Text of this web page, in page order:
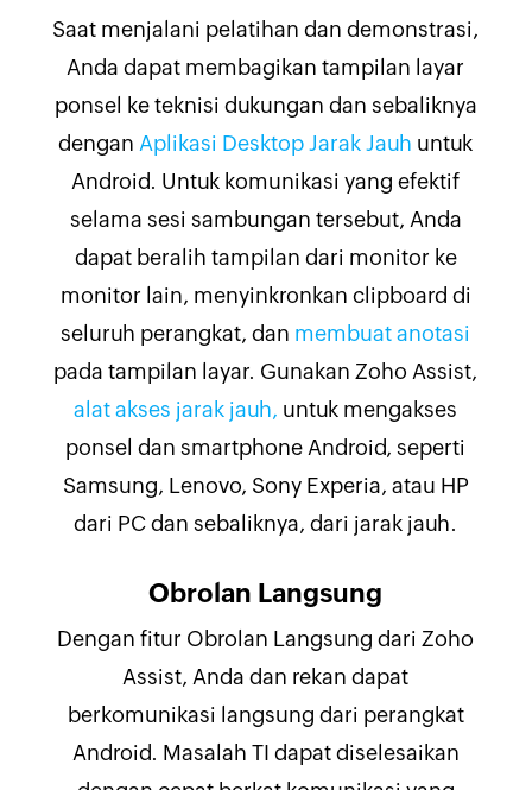
Saat menjalani pelatihan dan demonstrasi,
Anda dapat membagikan tampilan layar
ponsel ke teknisi dukungan dan sebaliknya
dengan Aplikasi Desktop Jarak Jauh untuk
Android. Untuk komunikasi yang efektif
selama sesi sambungan tersebut, Anda
dapat beralih tampilan dari monitor ke
monitor lain, menyinkronkan clipboard di
seluruh perangkat, dan membuat anotasi
pada tampilan layar. Gunakan Zoho Assist,
alat akses jarak jauh, untuk mengakses
ponsel dan smartphone Android, seperti
Samsung, Lenovo, Sony Experia, atau HP
dari PC dan sebaliknya, dari jarak jauh.
Obrolan Langsung
Dengan fitur Obrolan Langsung dari Zoho
Assist, Anda dan rekan dapat
berkomunikasi langsung dari perangkat
Android. Masalah TI dapat diselesaikan